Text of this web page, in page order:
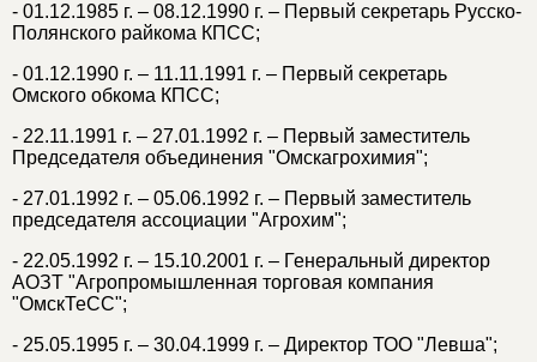
- 01.12.1985 г. – 08.12.1990 г. – Первый секретарь Русско-
Полянского райкома КПСС;
- 01.12.1990 г. – 11.11.1991 г. – Первый секретарь
Омского обкома КПСС;
- 22.11.1991 г. – 27.01.1992 г. – Первый заместитель
Председателя объединения "Омскагрохимия";
- 27.01.1992 г. – 05.06.1992 г. – Первый заместитель
председателя ассоциации "Агрохим";
- 22.05.1992 г. – 15.10.2001 г. – Генеральный директор
АОЗТ "Агропромышленная торговая компания
"ОмскТеСС";
- 25.05.1995 г. – 30.04.1999 г. – Директор ТОО "Левша";